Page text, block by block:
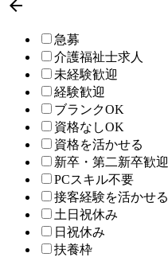

急募
介護福祉士求人
未経験歓迎
経験歓迎
ブランクOK
資格なしOK
資格を活かせる
新卒・第二新卒歓迎
PCスキル不要
接客経験を活かせる
土日祝休み
日祝休み
扶養枠